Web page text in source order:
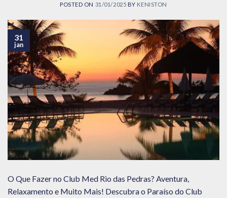
POSTED ON 31/01/2025 BY KENISTON
31
jan
O Que Fazer no Club Med Rio das Pedras? Aventura,
Relaxamento e Muito Mais! Descubra o Paraíso do Club